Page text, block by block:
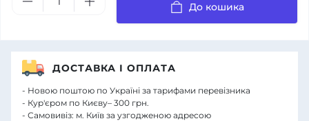
До кошика
ДОСТАВКА І ОПЛАТА
- Новою поштою по Україні за тарифами перевізника
- Кур'єром по Києву– 300 грн.
- Самовивіз: м. Київ за узгодженою адресою